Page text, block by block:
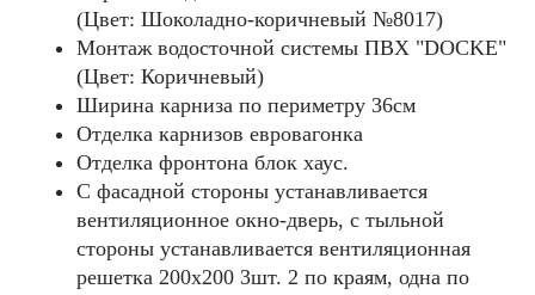
(Цвет: Шоколадно-коричневый №8017)
Монтаж водосточной системы ПВХ "DOCKE"
(Цвет: Коричневый)
Ширина карниза по периметру 36см
Отделка карнизов евровагонка
Отделка фронтона блок хаус.
С фасадной стороны устанавливается
вентиляционное окно-дверь, с тыльной
стороны устанавливается вентиляционная
решетка 200х200 3шт. 2 по краям, одна по